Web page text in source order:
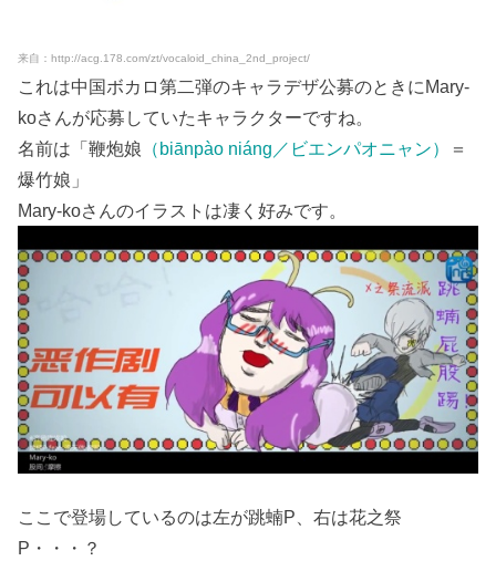
来自：http://acg.178.com/zt/vocaloid_china_2nd_project/
これは中国ボカロ第二弾のキャラデザ公募のときにMary-
koさんが応募していたキャラクターですね。
名前は「鞭炮娘 （biānpào niáng／ビエンパオニャン）
＝
爆竹娘」
Mary-koさんのイラストは凄く好みです。
ここで登場しているのは左が跳蝻P、右は花之祭
P・・・？